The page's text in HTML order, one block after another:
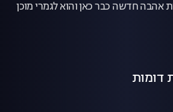
אהבה חדשה כבר כאן והוא לגמרי מוכן
דומות